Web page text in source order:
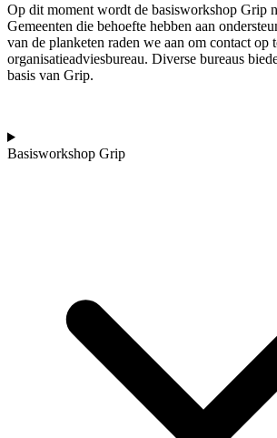
Op dit moment wordt de basisworkshop Grip
Gemeenten die behoefte hebben aan
van de planketen raden we aan om contact op
organisatieadviesbureau. Diverse bureaus
basis van Grip.
Basisworkshop Grip